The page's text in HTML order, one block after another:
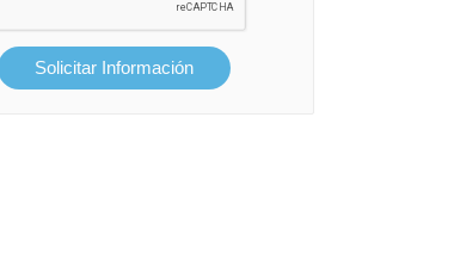
Solicitar Información